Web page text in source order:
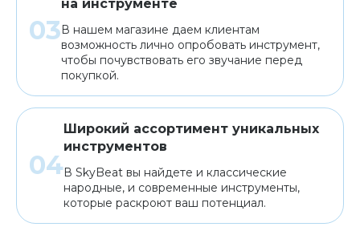
на инструменте
В нашем магазине даем клиентам
возможность лично опробовать инструмент,
чтобы почувствовать его звучание перед
покупкой.
Широкий ассортимент уникальных
инструментов
В SkyBeat вы найдете и классические
народные, и современные инструменты,
которые раскроют ваш потенциал.